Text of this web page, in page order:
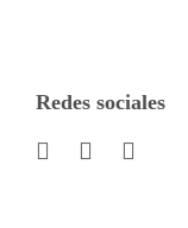
Redes sociales